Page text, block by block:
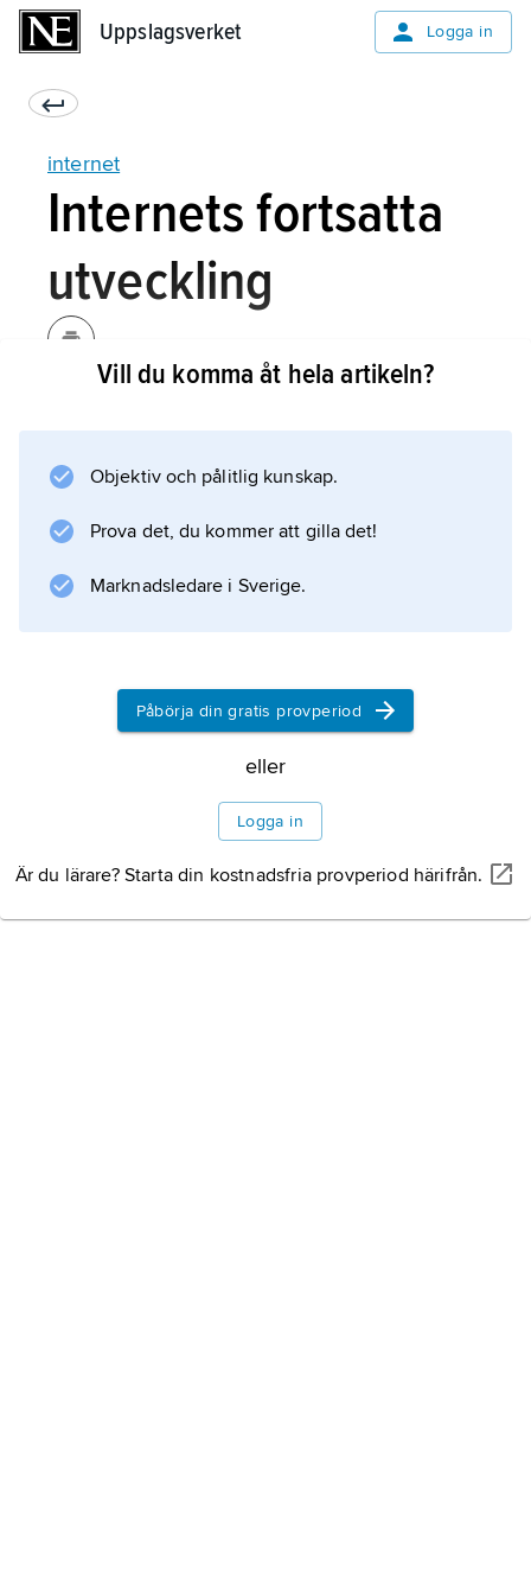
Uppslagsverket Logga in
internet
Internets fortsatta
utveckling
föregångare under 1970-talet har i stort sett
tålt att mångfaldigas från dåtidens hundratalet
användare till dagens åtskilliga miljarder. En
användare utan också föremål med inbyggd
Information om artikeln
Vill du komma åt hela artikeln?
Objektiv och pålitlig kunskap.
Prova det, du kommer att gilla det!
Marknadsledare i Sverige.
Påbörja din gratis provperiod
eller
Logga in
Är du lärare? Starta din kostnadsfria provperiod härifrån.